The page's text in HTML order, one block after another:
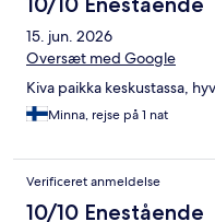
15. jun. 2026
Oversæt med Google
Kiva paikka keskustassa,
Minna, rejse på 1 nat
Verificeret anmeldelse
10/10 Enestående